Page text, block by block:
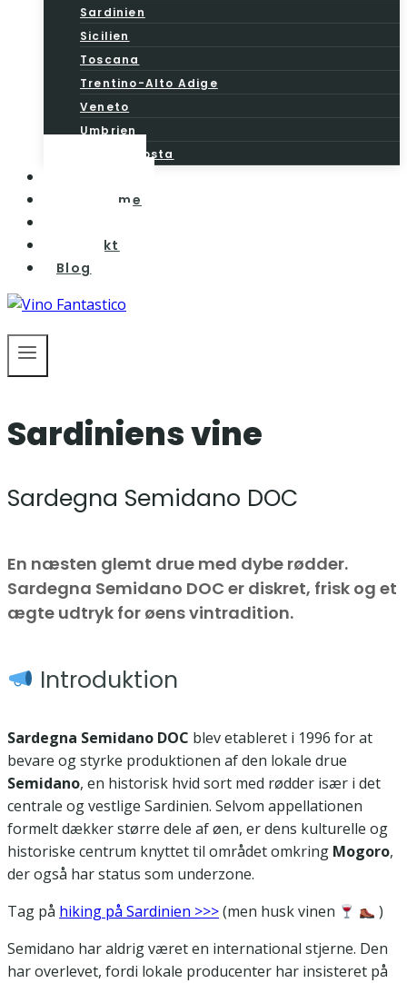
Sardinien
Sicilien
Toscana
Trentino-Alto Adige
Veneto
Umbrien
Valle d’Aosta
Vinturisme
Kontakt
Blog
Sardiniens vine
Sardegna Semidano DOC
En næsten glemt drue med dybe rødder.
Sardegna Semidano DOC er diskret, frisk og et
ægte udtryk for øens vintradition.
Introduktion
Sardegna Semidano DOC blev etableret i 1996 for at
bevare og styrke produktionen af den lokale drue
Semidano, en historisk hvid sort med rødder især i det
centrale og vestlige Sardinien. Selvom appellationen
formelt dækker større dele af øen, er dens kulturelle og
historiske centrum knyttet til området omkring Mogoro,
der også har status som underzone.
Tag på hiking på Sardinien >>>(men husk vinen
)
Semidano har aldrig været en international stjerne. Den
har overlevet, fordi lokale producenter har insisteret på